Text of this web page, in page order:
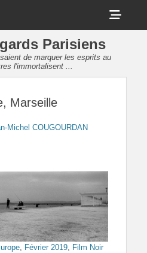
Parisiens
de marquer les esprits au
l'immortalisent ...
Marseille
Michel COUGOURDAN
, Février 2019, Film Noir